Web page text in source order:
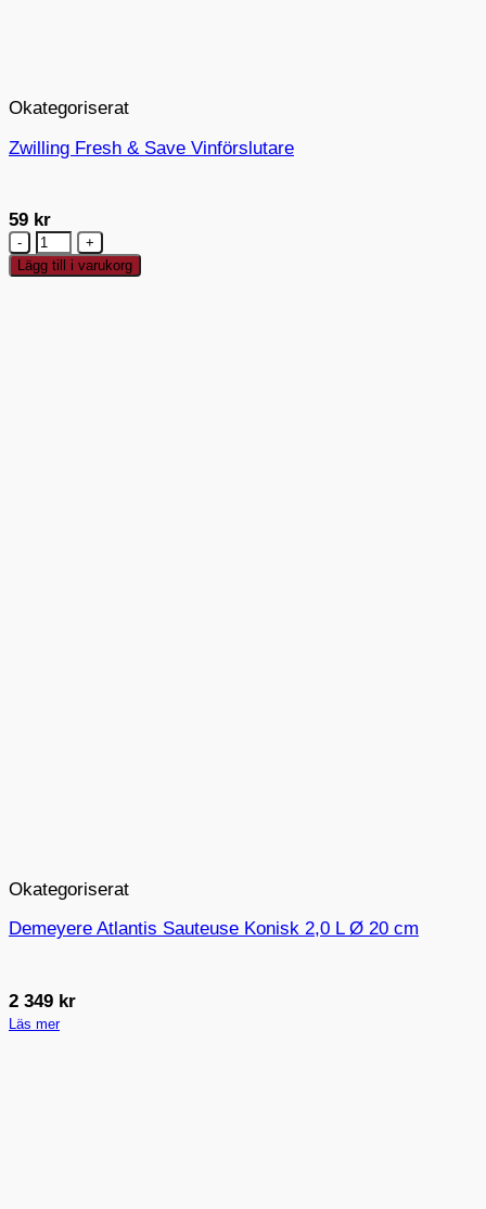
Okategoriserat
Zwilling Fresh & Save Vinförslutare
59 kr
Zwilling
Fresh
Lägg till i varukorg
Okategoriserat
Demeyere Atlantis Sauteuse Konisk 2,0 L Ø 20 cm
2 349 kr
Läs mer